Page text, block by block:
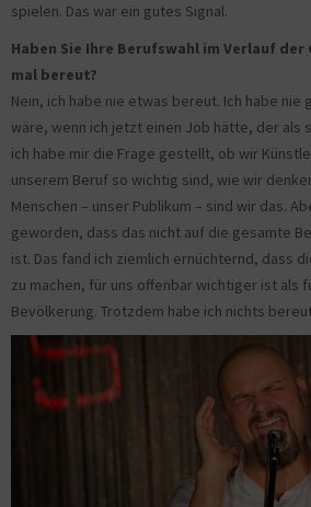
spielen. Das war ein gutes Signal.
Haben Sie Ihre Berufswahl im Verlauf
mal bereut?
Nein, ich habe nie etwas bereut. Ich habe
wäre, wenn ich jetzt einen Job hätte, der als
ich habe mir die Frage gestellt, ob wir
unserem Beruf so wichtig sind, wie wir
Menschen – unser Publikum – sind wir das.
geworden, dass das nicht auf die gesamte
ist. Das fand ich ziemlich ernüchternd, dass
zu machen, für uns offenbar wichtiger ist als
Bevölkerung. Trotzdem habe ich nichts